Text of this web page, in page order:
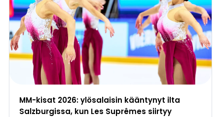
MM-kisat 2026: ylösalaisin kääntynyt ilta
Salzburgissa, kun Les Suprêmes siirtyy